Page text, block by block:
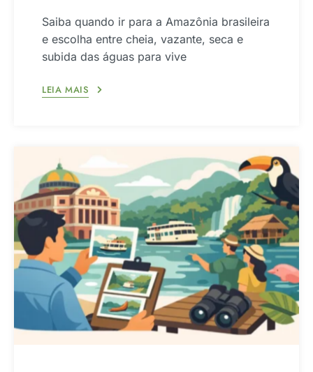
Saiba quando ir para a Amazônia brasileira
e escolha entre cheia, vazante, seca e
subida das águas para vive
LEIA MAIS